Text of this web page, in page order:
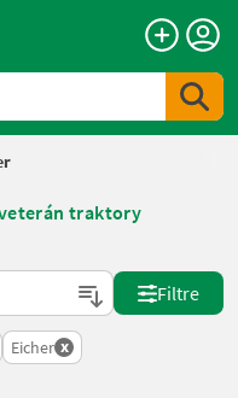
traktory
Filtre
Eicher x